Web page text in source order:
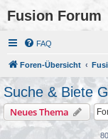
Fusion Forum
FAQ
Foren-Übersicht
Suche & Biete
Neues Thema